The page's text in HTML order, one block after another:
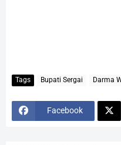
Tags Bupati Sergai Darma
Facebook